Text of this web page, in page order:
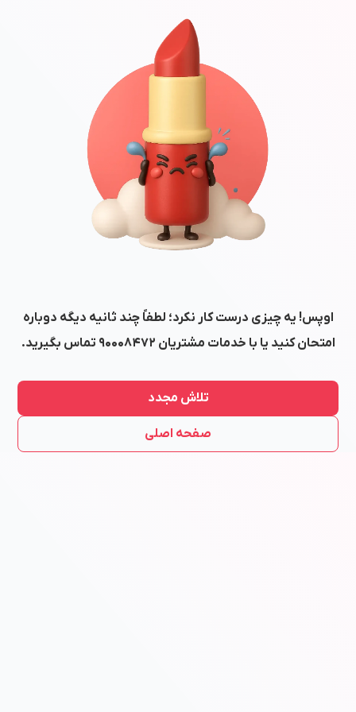
اوپس! یه چیزی درست کار نکرد؛ لطفاً چند ثانیه دیگه دوباره
امتحان کنید یا با خدمات مشتریان ۹۰۰۰۸۴۷۲ تماس بگیرید.
تلاش مجدد
صفحه اصلی